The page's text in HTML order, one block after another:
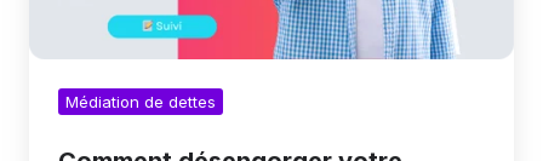
Médiation de dettes